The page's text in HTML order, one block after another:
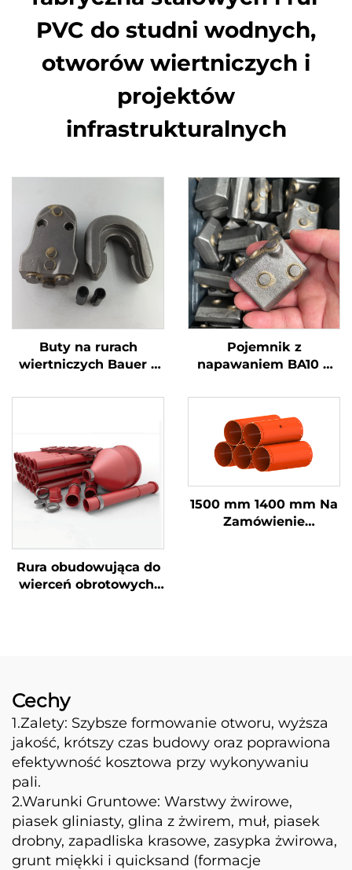
PVC do studni wodnych,
otworów wiertniczych i
projektów
infrastrukturalnych
Buty na rurach
wiertniczych Bauer z
akcesoriów dla prac
Pojemnik z
napawaniem BA10 o
intensywności do
fundamentów, części
ścieralne do oprawy
Rura obudowująca do
wierceń obrotowych,
1500 mm 1400 mm Na
Zamówienie
Cechy
1.Zalety: Szybsze formowanie otworu, wyższa
jakość, krótszy czas budowy oraz poprawiona
efektywność kosztowa przy wykonywaniu
pali.
2.Warunki Gruntowe: Warstwy żwirowe,
piasek gliniasty, glina z żwirem, muł, piasek
drobny, zapadliska krasowe, zasypka żwirowa,
grunt miękki i quicksand (formacje